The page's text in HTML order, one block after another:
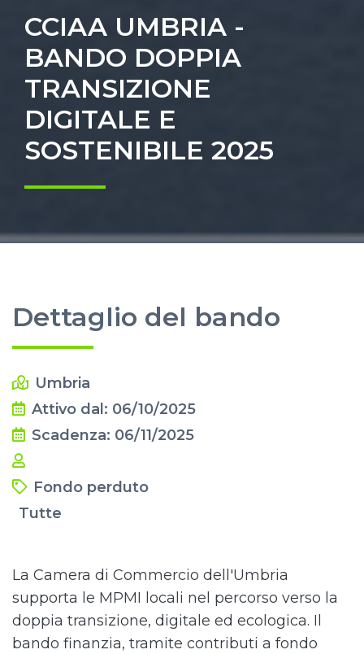
CCIAA UMBRIA -
BANDO DOPPIA
TRANSIZIONE
DIGITALE E
SOSTENIBILE 2025
Dettaglio del bando
Umbria
Attivo dal: 06/10/2025
Scadenza: 06/11/2025
Fondo perduto
Tutte
La Camera di Commercio dell'Umbria
supporta le MPMI locali nel percorso verso la
doppia transizione, digitale ed ecologica. Il
bando finanzia, tramite contributi a fondo